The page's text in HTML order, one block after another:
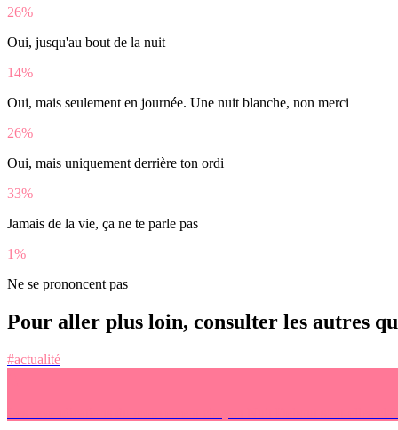
26%
Oui, jusqu'au bout de la nuit
14%
Oui, mais seulement en journée. Une nuit blanche, non merci
26%
Oui, mais uniquement derrière ton ordi
33%
Jamais de la vie, ça ne te parle pas
1%
Ne se prononcent pas
Pour aller plus loin, consulter les autres
#actualité